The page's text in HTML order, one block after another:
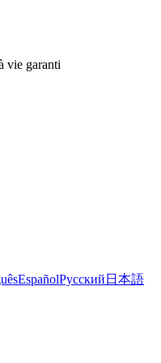
vie garanti
EspañolРусский 日本語